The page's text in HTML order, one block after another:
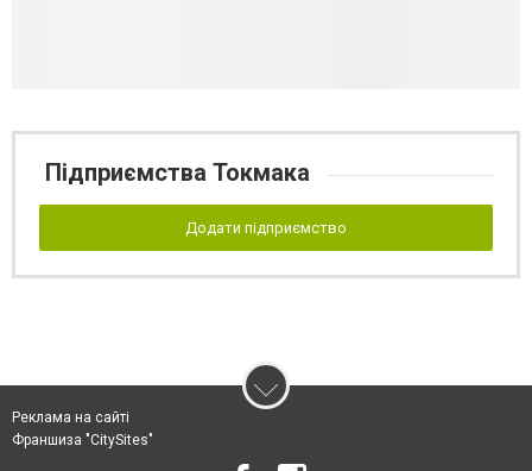
Підприємства Токмака
Додати підприємство
Реклама на сайті
Франшиза "CitySites"